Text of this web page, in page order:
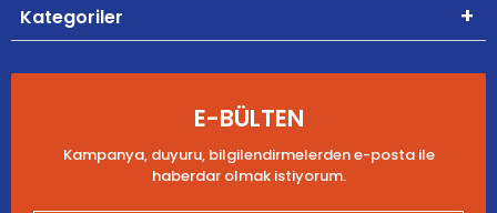
Kategoriler
E-BÜLTEN
Kampanya, duyuru, bilgilendirmelerden e-posta ile
haberdar olmak istiyorum.